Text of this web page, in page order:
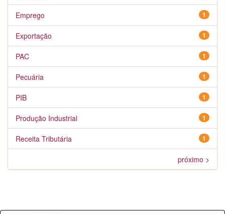
1
Emprego
1
Exportação
1
PAC
1
Pecuária
1
PIB
1
Produção Industrial
1
Receita Tributária
próximo >